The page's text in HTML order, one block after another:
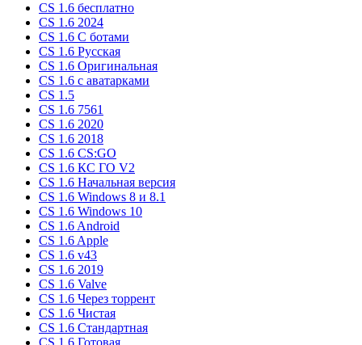
CS 1.6 бесплатно
CS 1.6 2024
CS 1.6 С ботами
CS 1.6 Русская
CS 1.6 Оригинальная
CS 1.6 c аватарками
CS 1.5
CS 1.6 7561
CS 1.6 2020
CS 1.6 2018
CS 1.6 CS:GO
CS 1.6 КС ГО V2
CS 1.6 Начальная версия
CS 1.6 Windows 8 и 8.1
CS 1.6 Windows 10
CS 1.6 Android
CS 1.6 Apple
CS 1.6 v43
CS 1.6 2019
CS 1.6 Valve
CS 1.6 Через торрент
CS 1.6 Чистая
CS 1.6 Стандартная
CS 1.6 Готовая